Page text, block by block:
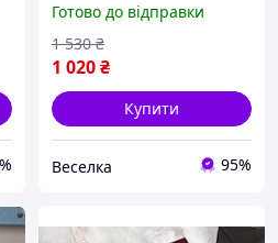
стильний помічник на
кухні FLAME
Готово до відправки
1 020₴
1 530 ₴
Купити
Веселка 95%